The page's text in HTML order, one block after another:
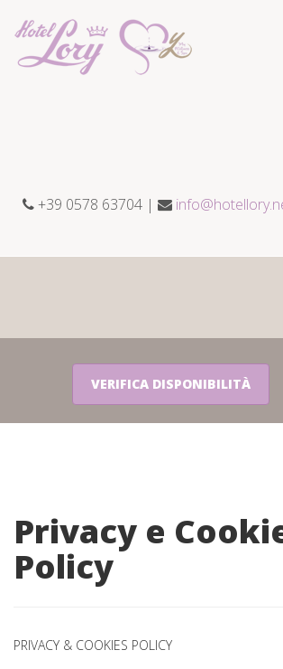
+39 0578 63704 |
Privacy e
Policy
PRIVACY & COOKIES POLICY